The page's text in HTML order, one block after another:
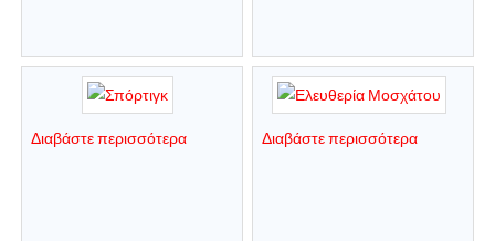
Διαβάστε περισσότερα Διαβάστε περισσότερα